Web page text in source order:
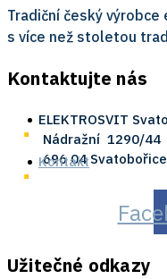
Tradiční český
s více než stoletou
Kontaktujte nás
ELEKTROSVIT
Nádražní ­ 1290/44
696 04
Kontakt
Užitečné odkazy